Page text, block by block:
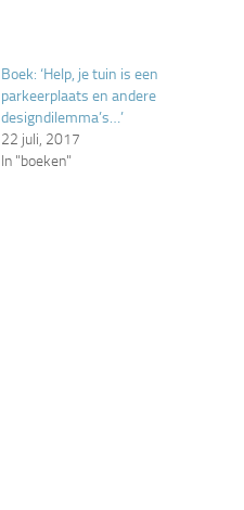
Boek: ‘Help, je tuin is een
parkeerplaats en andere
designdilemma’s…’
22 juli, 2017
In "boeken"